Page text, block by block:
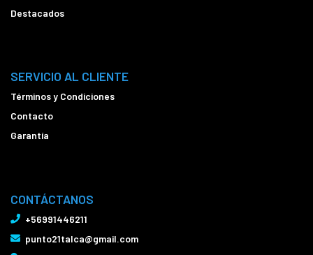
Destacados
SERVICIO AL CLIENTE
Términos y Condiciones
Contacto
Garantía
CONTÁCTANOS
+56991446211
punto21talca@gmail.com